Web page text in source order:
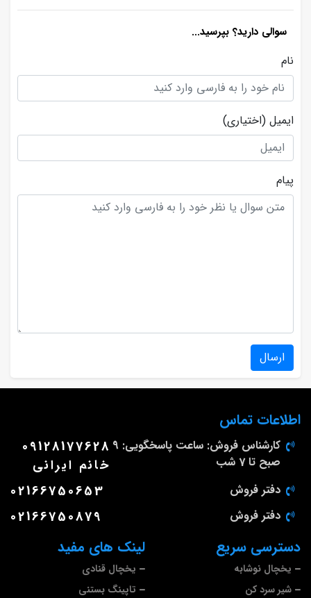
سوالی دارید؟ بپرسید...
نام
ایمیل (اختیاری)
پیام
ارسال
لینک های مفید
یخچال قنادی
تاپینگ بستنی
دسترسی سریع
یخچال نوشابه
شیر سرد کن
اطلاعات تماس
کارشناس فروش: ساعت پاسخگویی: 9
صبح تا 7 شب
09128177628
خانم ایرانی
دفتر فروش 02166750653
دفتر فروش 02166750879